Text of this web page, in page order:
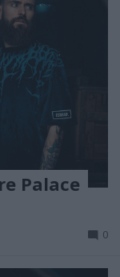
Palace
0